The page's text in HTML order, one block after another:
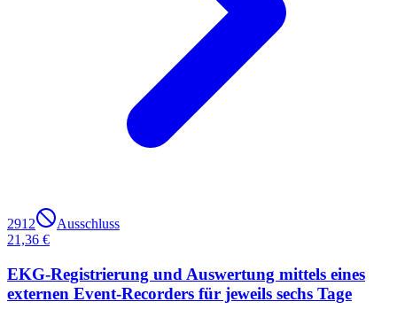
2912
Ausschluss
21,36 €
EKG-Registrierung und Auswertung mittels eines
externen Event-Recorders für jeweils sechs Tage